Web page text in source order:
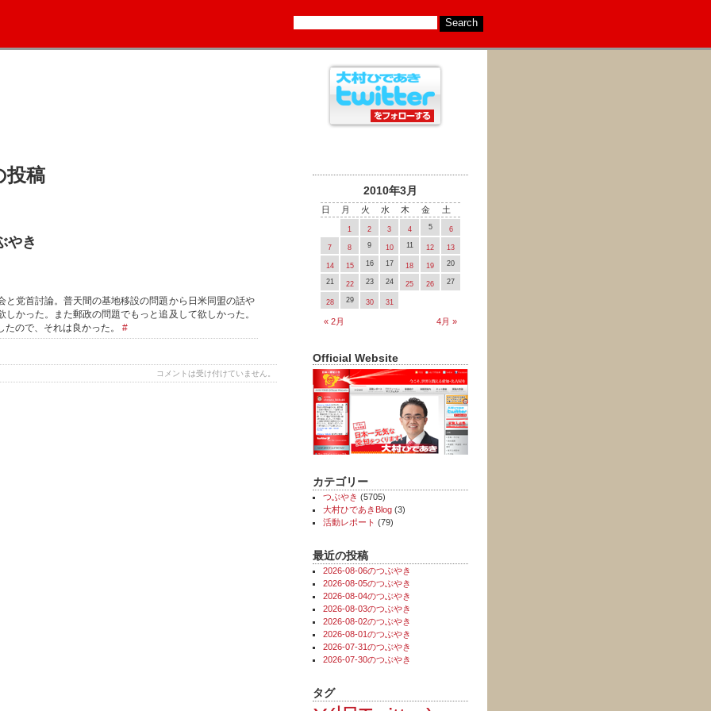
投稿
やき
と党首討論。普天間の基地移設の問題から日米同盟の話や
しかった。また郵政の問題でもっと追及して欲しかった。
たので、それは良かった。 #
コメントは受け付けていません。
2010年3月
日 月 火 水 木 金 土
« 2月 4月 »
1 2 3 4 5 6
7 8 9 10 11 12 13
14 15 16 17 18 19 20
21 22 23 24 25 26 27
28 29 30 31
Official Website
カテゴリー
つぶやき (5705)
大村ひであきBlog (3)
活動レポート (79)
最近の投稿
2026-08-06のつぶやき
2026-08-05のつぶやき
2026-08-04のつぶやき
2026-08-03のつぶやき
2026-08-02のつぶやき
2026-08-01のつぶやき
2026-07-31のつぶやき
2026-07-30のつぶやき
タグ